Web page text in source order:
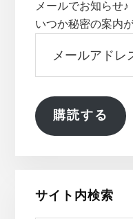
メールでお知らせ♪
いつか秘密の案内
ル
ア
ド
レ
購読する
サイト内検索